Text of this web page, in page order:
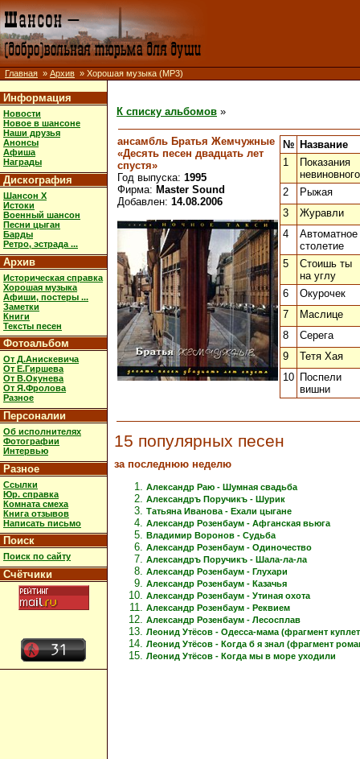
Главная » Архив » Хорошая музыка (MP3)
Информация
Новости
Новое в шансоне
Наши друзья
Анонсы
Афиша
Награды
Дискография
Шансон X
Истоки
Военный шансон
Песни цыган
Барды
Ретро, эстрада ...
Архив
Историческая справка
Хорошая музыка
Афиши, постеры ...
Заметки
Книги
Тексты песен
Фотоальбом
От Д.Анискевича
От Е.Гиршева
От В.Окунева
От Я.Фролова
Разное
Персоналии
Об исполнителях
Фотографии
Интервью
Разное
Ссылки
Юр. справка
Комната смеха
Книга отзывов
Написать письмо
Поиск
Поиск по сайту
Счётчики
К списку альбомов »
ансамбль Братья Жемчужные
«Десять песен двадцать лет
спустя»
Год выпуска: 1995
Фирма: Master Sound
Добавлен: 14.08.2006
№ Название
1
Показания
невиновного
2
Рыжая
3
Журавли
4
Автоматное
столетие
5
Стоишь ты
на углу
6
Окурочек
7
Маслице
8
Серега
9
Тетя Хая
10 Поспели
вишни
15 популярных песен
за последнюю неделю
Александр Раю - Шумная свадьба
Александръ Поручикъ - Шурик
Татьяна Иванова - Ехали цыгане
Александр Розенбаум - Афганская вьюга
Владимир Воронов - Судьба
Александр Розенбаум - Одиночество
Александръ Поручикъ - Шала-ла-ла
Александр Розенбаум - Глухари
Александр Розенбаум - Казачья
Александр Розенбаум - Утиная охота
Александр Розенбаум - Реквием
Александр Розенбаум - Лесосплав
Леонид Утёсов - Одесса-мама (фрагмент
Леонид Утёсов - Когда б я знал (фрагмент
Леонид Утёсов - Когда мы в море уходили